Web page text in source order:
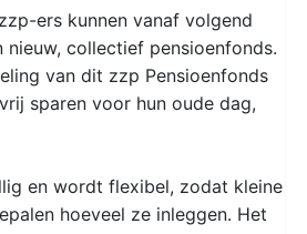
ers kunnen vanaf volgend
nieuw, collectief pensioenfonds.
van dit zzp Pensioenfonds
sparen voor hun oude dag,
en wordt flexibel, zodat kleine
hoeveel ze inleggen. Het